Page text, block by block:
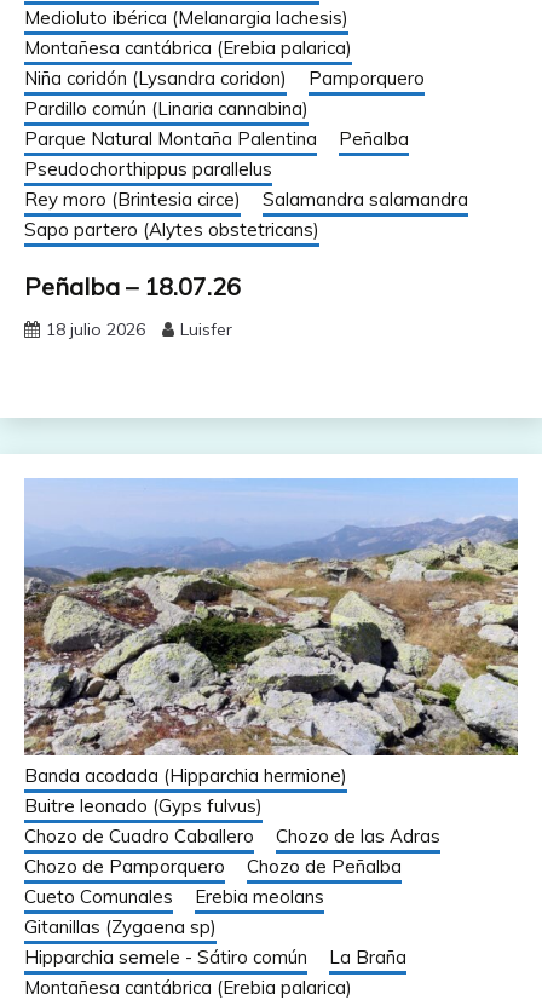
Medioluto ibérica (Melanargia lachesis)
Montañesa cantábrica (Erebia palarica)
Niña coridón (Lysandra coridon)
Pamporquero
Pardillo común (Linaria cannabina)
Parque Natural Montaña Palentina
Peñalba
Pseudochorthippus parallelus
Rey moro (Brintesia circe)
Salamandra salamandra
Sapo partero (Alytes obstetricans)
Peñalba – 18.07.26
18 julio 2026 Luisfer
Banda acodada (Hipparchia hermione)
Buitre leonado (Gyps fulvus)
Chozo de Cuadro Caballero
Chozo de las Adras
Chozo de Pamporquero
Chozo de Peñalba
Cueto Comunales
Erebia meolans
Gitanillas (Zygaena sp)
Hipparchia semele - Sátiro común
La Braña
Montañesa cantábrica (Erebia palarica)